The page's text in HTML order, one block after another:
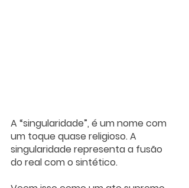
A “singularidade”, é um nome com
um toque quase religioso. A
singularidade representa a fusão
do real com o sintético.